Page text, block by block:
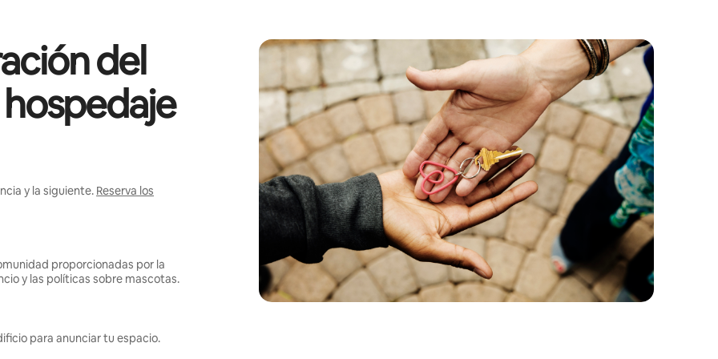
del
y la siguiente. Reserva los
proporcionadas por la
y las políticas sobre mascotas.
para anunciar tu espacio.